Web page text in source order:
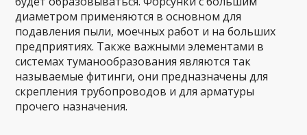
диаметром применяются в основном для
подавления пыли, моечных работ и на больших
предприятиях. Также важными элементами в
системах туманообразования являются так
называемые фитинги, они предназначены для
скрепления трубопроводов и для арматуры
прочего назначения.